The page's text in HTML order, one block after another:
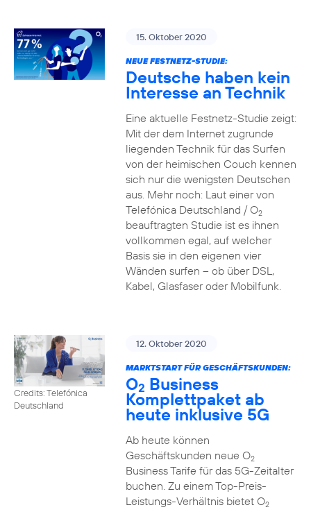
15. Oktober 2020
NEUE FESTNETZ-STUDIE:
Deutsche haben kein
Interesse an Technik
Eine aktuelle Festnetz-Studie zeigt:
Mit der dem Internet zugrunde
liegenden Technik für das Surfen
von der heimischen Couch kennen
sich nur die wenigsten Deutschen
aus. Mehr noch: Laut einer von
Telefónica Deutschland / O2
beauftragten Studie ist es ihnen
vollkommen egal, auf welcher
Basis sie in den eigenen vier
Wänden surfen – ob über DSL,
Kabel, Glasfaser oder Mobilfunk.
Credits: Telefónica
Deutschland
12. Oktober 2020
MARKTSTART FÜR GESCHÄFTSKUNDEN:
O2 Business
Komplettpaket ab
heute inklusive 5G
Ab heute können
Geschäftskunden neue O2
Business Tarife für das 5G-Zeitalter
buchen. Zu einem Top-Preis-
Leistungs-Verhältnis bietet O2